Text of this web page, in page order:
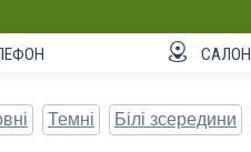
САЛОН
Темні Білі зсередини